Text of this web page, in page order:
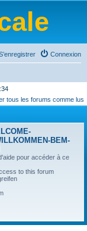
Connexion
tous les forums comme lus
BEM-
pour accéder à ce
to this forum